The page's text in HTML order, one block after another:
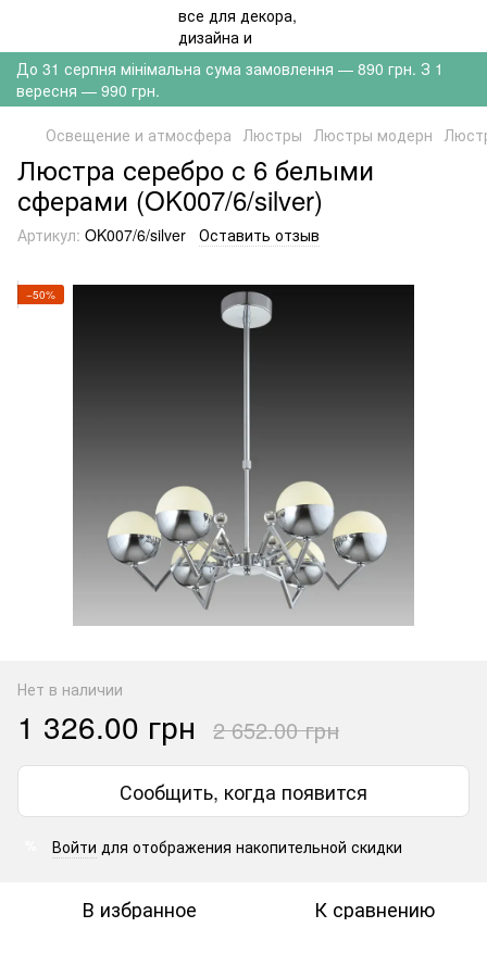
До 31 серпня мінімальна сума замовлення — 890 грн. З 1
вересня — 990 грн.
Освещение и атмосфера Люстры Люстры модерн
Люстра серебро с 6 белыми
сферами (OK007/6/silver)
Артикул: OK007/6/silver Оставить отзыв
−50%
Нет в наличии
1 326.00 грн 2 652.00 грн
Сообщить, когда появится
Войти для отображения накопительной скидки
В избранное К сравнению